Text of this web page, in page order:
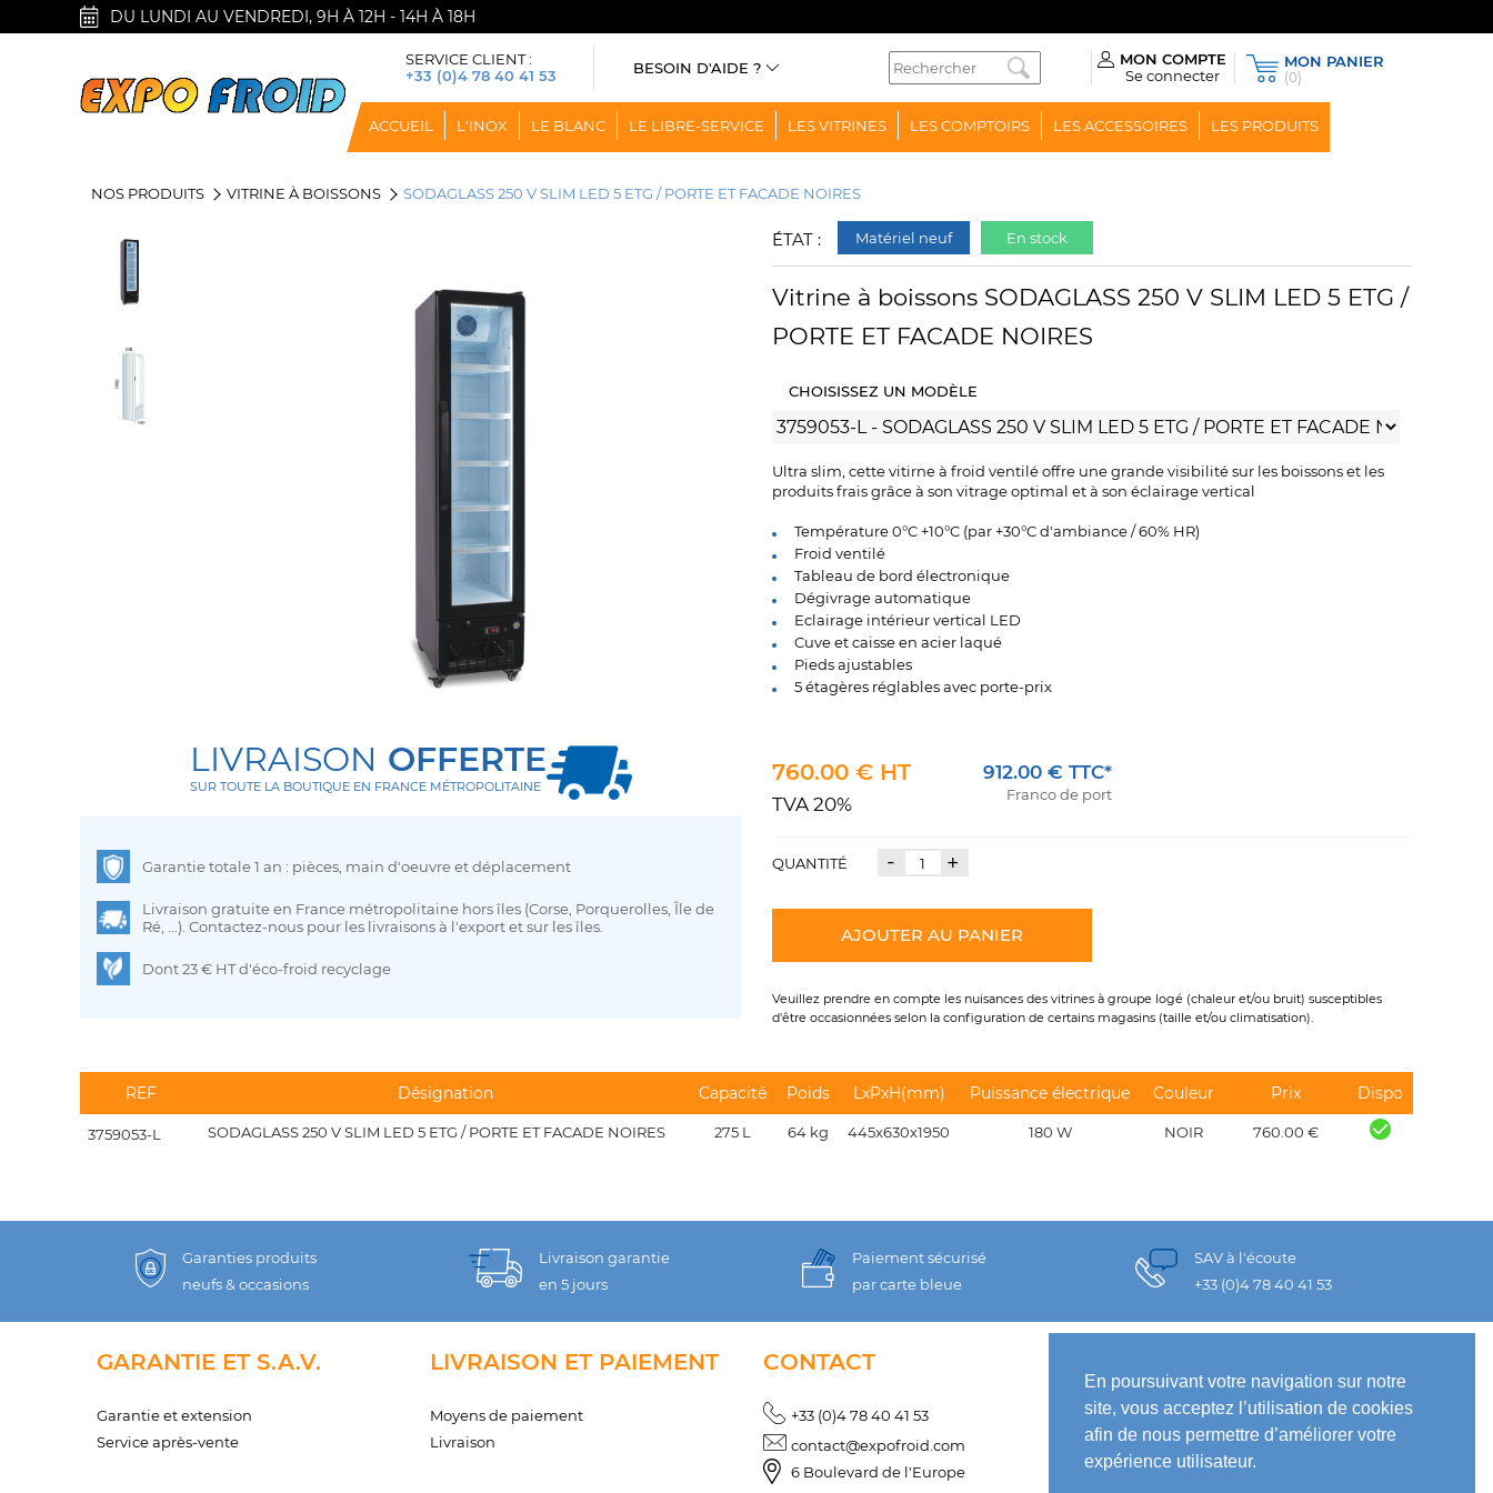
DU LUNDI AU VENDREDI, 9H À 12H - 14H À 18H
SERVICE CLIENT :
+33 (0)4 78 40 41 53
BESOIN D'AIDE ?
MON COMPTE
Se connecter
MON PANIER
(0)
ACCUEIL L'INOX LE BLANC LE LIBRE-SERVICE LES VITRINES LES COMPTOIRS LES ACCESSOIRES LES PRODUITS
NOS PRODUITS VITRINE À BOISSONS SODAGLASS 250 V SLIM LED 5 ETG / PORTE ET FACADE NOIRES
ÉTAT : Matériel neuf En stock
Vitrine à boissons SODAGLASS 250 V SLIM LED 5 ETG /
PORTE ET FACADE NOIRES
CHOISISSEZ UN MODÈLE
Ultra slim, cette vitirne à froid ventilé offre une grande visibilité sur les boissons et les
produits frais grâce à son vitrage optimal et à son éclairage vertical
Température 0°C +10°C (par +30°C d'ambiance / 60% HR)
Froid ventilé
Tableau de bord électronique
Dégivrage automatique
Eclairage intérieur vertical LED
Cuve et caisse en acier laqué
Pieds ajustables
5 étagères réglables avec porte-prix
760.00 € HT 912.00 € TTC*
Franco de port
TVA 20%
+
QUANTITÉ -
AJOUTER AU PANIER
Veuillez prendre en compte les nuisances des vitrines à groupe logé (chaleur et/ou bruit) susceptibles
d'être occasionnées selon la configuration de certains magasins (taille et/ou climatisation).
LIVRAISON OFFERTE
SUR TOUTE LA BOUTIQUE EN FRANCE MÉTROPOLITAINE
Garantie totale 1 an : pièces, main d'oeuvre et déplacement
Livraison gratuite en France métropolitaine hors îles (Corse, Porquerolles, Île de
Ré, ...). Contactez-nous pour les livraisons à l'export et sur les îles.
Dont 23 € HT d'éco-froid recyclage
REF Désignation Capacité Poids LxPxH(mm) Puissance électrique Couleur Prix Dispo
3759053-L SODAGLASS 250 V SLIM LED 5 ETG / PORTE ET FACADE NOIRES 275 L 64 kg 445x630x1950 180 W NOIR 760.00 €
Garanties produits
neufs & occasions
Livraison garantie
en 5 jours
Paiement sécurisé
par carte bleue
SAV à l'écoute
+33 (0)4 78 40 41 53
En poursuivant votre navigation sur notre
site, vous acceptez l’utilisation de cookies
afin de nous permettre d’améliorer votre
expérience utilisateur.
GARANTIE ET S.A.V.
Garantie et extension
Service après-vente
LIVRAISON ET PAIEMENT
Moyens de paiement
Livraison
CONTACT
+33 (0)4 78 40 41 53
contact@expofroid.com
6 Boulevard de l'Europe
Mentions légales
Conditions générales de vente